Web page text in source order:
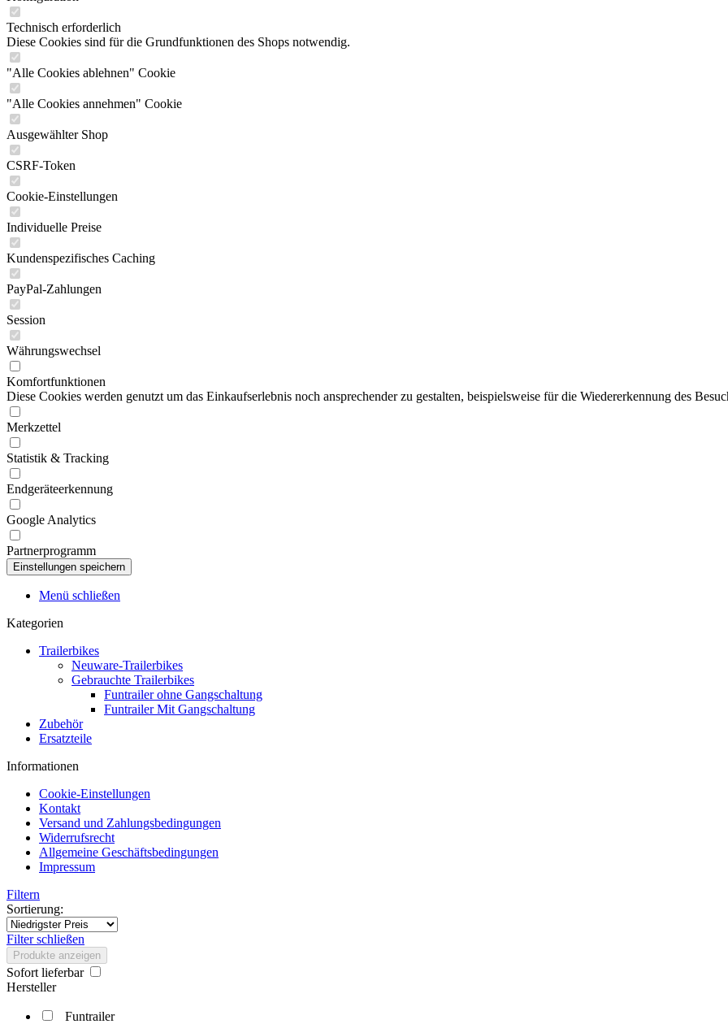
Technisch erforderlich
Diese Cookies sind für die Grundfunktionen des Shops notwendig.
"Alle Cookies ablehnen" Cookie
"Alle Cookies annehmen" Cookie
Ausgewählter Shop
CSRF-Token
Cookie-Einstellungen
Individuelle Preise
Kundenspezifisches Caching
PayPal-Zahlungen
Session
Währungswechsel
Komfortfunktionen
Diese Cookies werden genutzt um das Einkaufserlebnis noch ansprechender zu gestalten, beispielsweise für die Wiedererkennung des
Merkzettel
Statistik & Tracking
Endgeräteerkennung
Google Analytics
Partnerprogramm
Menü schließen
Kategorien
Trailerbikes
Neuware-Trailerbikes
Gebrauchte Trailerbikes
Funtrailer ohne Gangschaltung
Funtrailer Mit Gangschaltung
Zubehör
Ersatzteile
Informationen
Cookie-Einstellungen
Kontakt
Versand und Zahlungsbedingungen
Widerrufsrecht
Allgemeine Geschäftsbedingungen
Impressum
Filtern
Sortierung:
Filter schließen
Produkte anzeigen
Sofort lieferbar
Hersteller
Funtrailer